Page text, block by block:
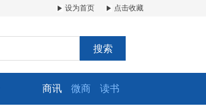
设为首页 点击收藏
搜索
商讯 微商 读书